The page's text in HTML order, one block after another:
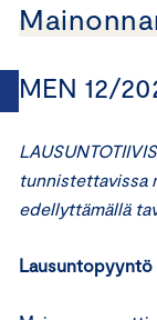
MEN 12/
tunnistettavissa
edellyttämällä
Lausuntopyyntö